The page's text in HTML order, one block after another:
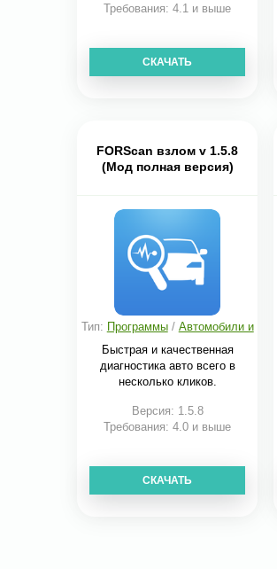
Требования: 4.1 и выше
СКАЧАТЬ
FORScan взлом v 1.5.8
(Мод полная версия)
Тип: Программы/ Автомобили и
Быстрая и качественная
диагностика авто всего в
несколько кликов.
Версия: 1.5.8
Требования: 4.0 и выше
СКАЧАТЬ